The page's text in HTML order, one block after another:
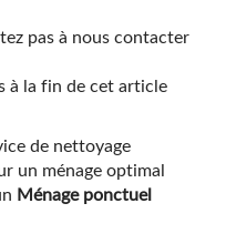
pas à nous contacter
à la fin de cet article
de nettoyage
un ménage optimal
Ménage ponctuel